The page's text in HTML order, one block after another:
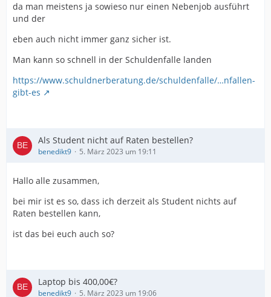
da man meistens ja sowieso nur einen Nebenjob ausführt
und der
eben auch nicht immer ganz sicher ist.
Man kann so schnell in der Schuldenfalle landen
https://www.schuldnerberatung.de/schuldenfalle/…nfallen-
gibt-es
Als Student nicht auf Raten bestellen?
benedikt9 5. März 2023 um 19:11
Hallo alle zusammen,
bei mir ist es so, dass ich derzeit als Student nichts auf
Raten bestellen kann,
ist das bei euch auch so?
Laptop bis 400,00€?
benedikt9 5. März 2023 um 19:06